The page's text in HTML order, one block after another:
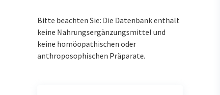
Bitte beachten Sie: Die Datenbank enthält
keine Nahrungsergänzungsmittel und
keine homöopathischen oder
anthroposophischen Präparate.